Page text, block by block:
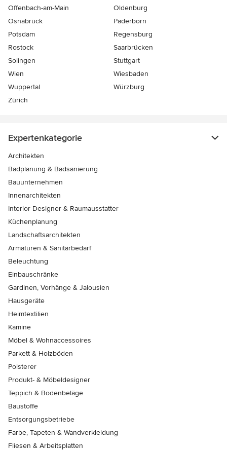
Offenbach-am-Main
Oldenburg
Osnabrück
Paderborn
Potsdam
Regensburg
Rostock
Saarbrücken
Solingen
Stuttgart
Wien
Wiesbaden
Wuppertal
Würzburg
Zürich
Expertenkategorie
Architekten
Badplanung & Badsanierung
Bauunternehmen
Innenarchitekten
Interior Designer & Raumausstatter
Küchenplanung
Landschaftsarchitekten
Armaturen & Sanitärbedarf
Beleuchtung
Einbauschränke
Gardinen, Vorhänge & Jalousien
Hausgeräte
Heimtextilien
Kamine
Möbel & Wohnaccessoires
Parkett & Holzböden
Polsterer
Produkt- & Möbeldesigner
Teppich & Bodenbeläge
Baustoffe
Entsorgungsbetriebe
Farbe, Tapeten & Wandverkleidung
Fliesen & Arbeitsplatten